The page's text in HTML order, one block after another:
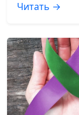
Читать →